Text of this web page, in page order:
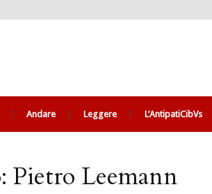
Andare Leggere L’AntipatiCibVs
Pietro Leemann